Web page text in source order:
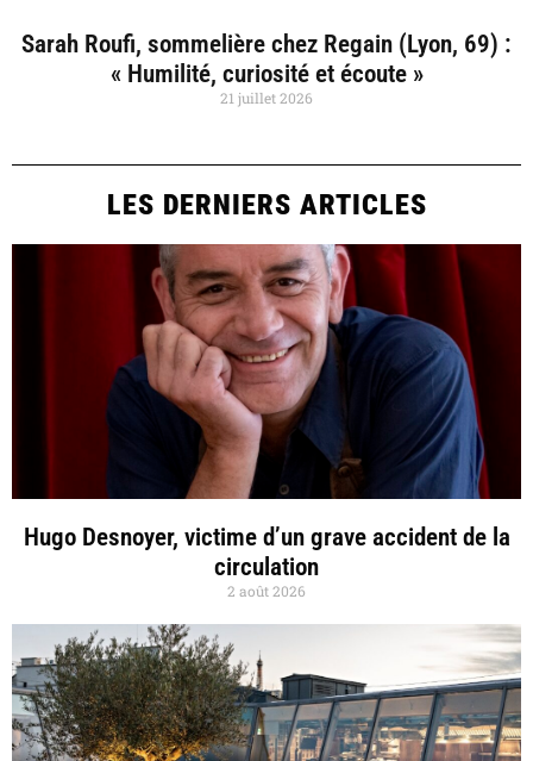
Sarah Roufi, sommelière chez Regain (Lyon, 69) :
« Humilité, curiosité et écoute »
21 juillet 2026
LES DERNIERS ARTICLES
Hugo Desnoyer, victime d’un grave accident de la
circulation
2 août 2026